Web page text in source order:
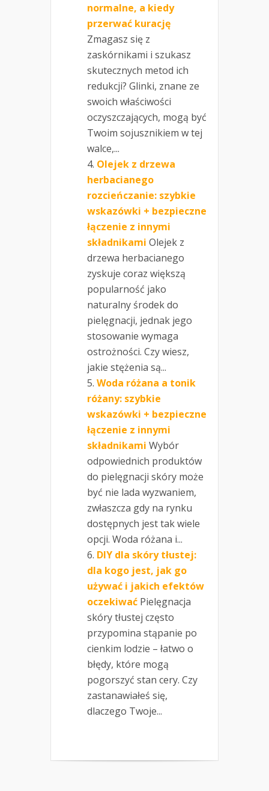
normalne, a kiedy
przerwać kurację
Zmagasz się z
zaskórnikami i szukasz
skutecznych metod ich
redukcji? Glinki, znane ze
swoich właściwości
oczyszczających, mogą być
Twoim sojusznikiem w tej
walce,...
Olejek z drzewa
herbacianego
rozcieńczanie: szybkie
wskazówki + bezpieczne
łączenie z innymi
składnikami Olejek z
drzewa herbacianego
zyskuje coraz większą
popularność jako
naturalny środek do
pielęgnacji, jednak jego
stosowanie wymaga
ostrożności. Czy wiesz,
jakie stężenia są...
Woda różana a tonik
różany: szybkie
wskazówki + bezpieczne
łączenie z innymi
składnikami Wybór
odpowiednich produktów
do pielęgnacji skóry może
być nie lada wyzwaniem,
zwłaszcza gdy na rynku
dostępnych jest tak wiele
opcji. Woda różana i...
DIY dla skóry tłustej:
dla kogo jest, jak go
używać i jakich efektów
oczekiwać Pielęgnacja
skóry tłustej często
przypomina stąpanie po
cienkim lodzie – łatwo o
błędy, które mogą
pogorszyć stan cery. Czy
zastanawiałeś się,
dlaczego Twoje...